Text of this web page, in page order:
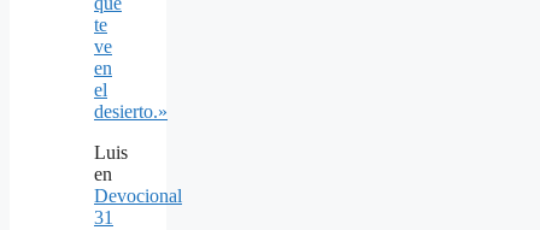
te
ve
en
el
desierto.»
Luis
en
Devocional
31